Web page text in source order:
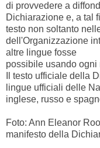
di provvedere a
Dichiarazione e, a tal
testo non soltanto
dell'Organizzazione
altre lingue fosse
possibile usando
Il testo ufficiale della
lingue ufficiali delle
inglese, russo e
Foto: Ann Eleanor
manifesto della